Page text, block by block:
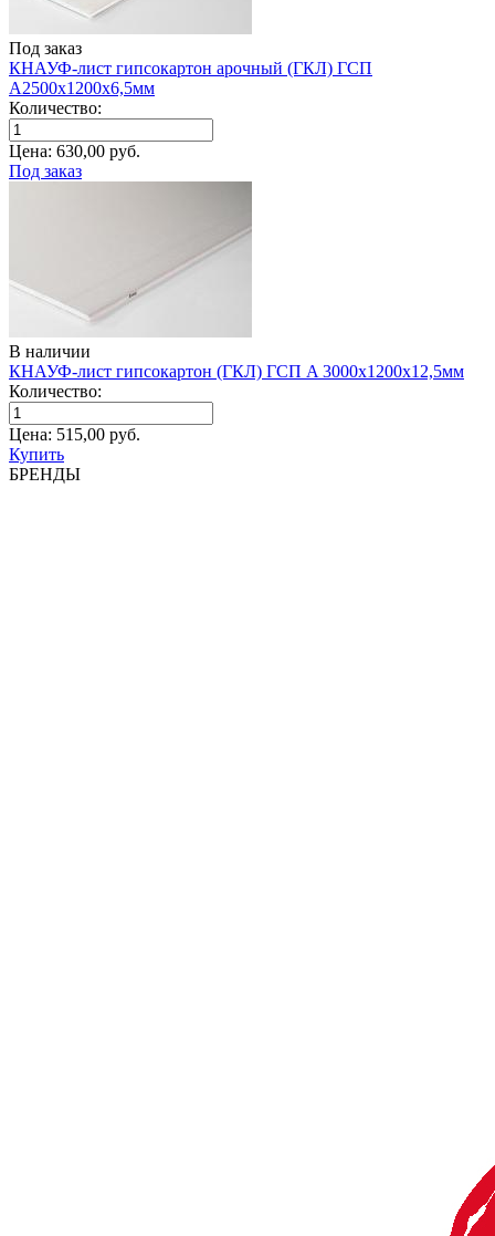
Под заказ
КНАУФ-лист гипсокартон арочный (ГКЛ) ГСП
A2500х1200х6,5мм
Количество:
Цена: 630,00 руб.
Под заказ
В наличии
КНАУФ-лист гипсокартон (ГКЛ) ГСП A 3000х1200х12,5мм
Количество:
Цена: 515,00 руб.
Купить
БРЕНДЫ